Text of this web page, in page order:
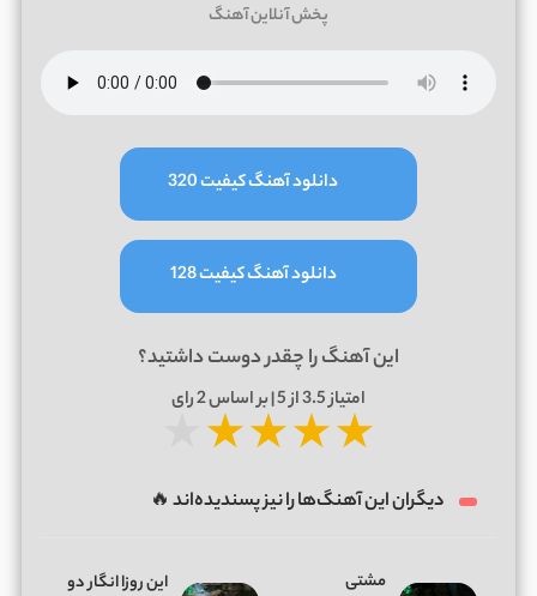
پخش آنلاین آهنگ
دانلود آهنگ کیفیت 320
دانلود آهنگ کیفیت 128
این آهنگ را چقدر دوست داشتید؟
امتیاز3.5از 5 | بر اساس 2رای
★★★★
دیگران این آهنگ‌ها را نیز پسندیده‌اند 🔥
مشتی
این روزا انگار دو